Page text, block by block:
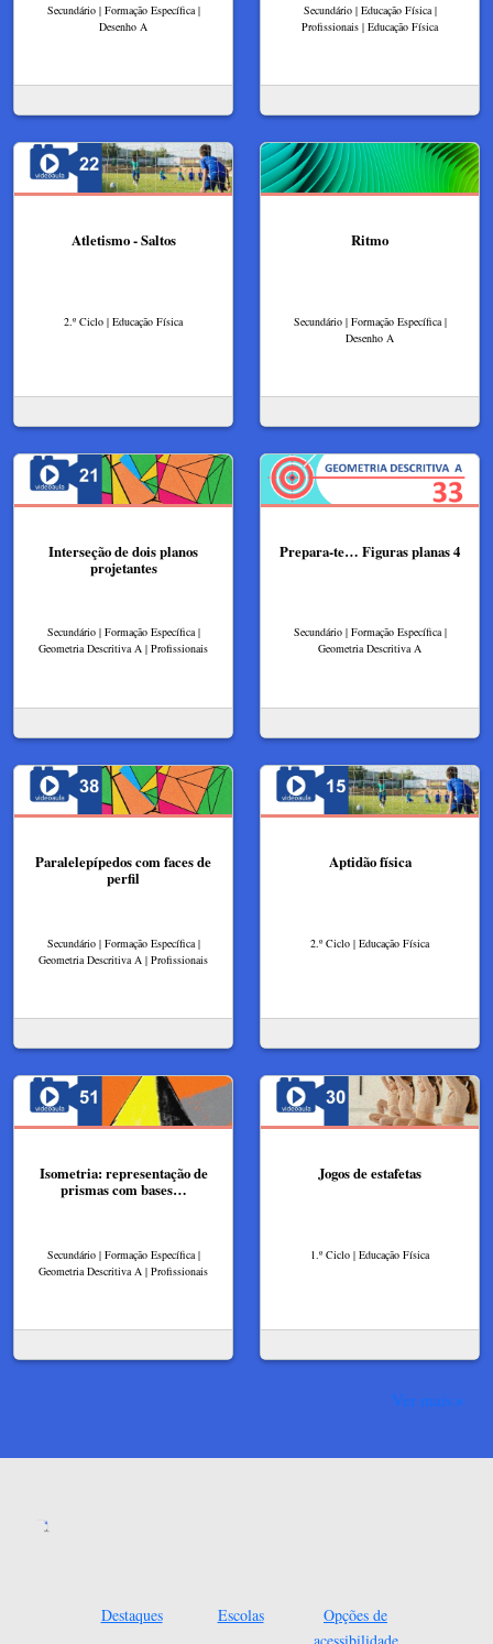
Secundário | Formação Específica |
Desenho A
Secundário | Educação Física |
Profissionais | Educação Física
Atletismo - Saltos
2.º Ciclo | Educação Física
Ritmo
Secundário | Formação Específica |
Desenho A
Interseção de dois planos
projetantes
Secundário | Formação Específica |
Geometria Descritiva A | Profissionais
Prepara-te… Figuras planas 4
Secundário | Formação Específica |
Geometria Descritiva A
Paralelepípedos com faces de
perfil
Secundário | Formação Específica |
Geometria Descritiva A | Profissionais
Aptidão física
2.º Ciclo | Educação Física
Isometria: representação de
prismas com bases…
Secundário | Formação Específica |
Geometria Descritiva A | Profissionais
Jogos de estafetas
1.º Ciclo | Educação Física
Ver mais
Destaques Escolas
Opções de